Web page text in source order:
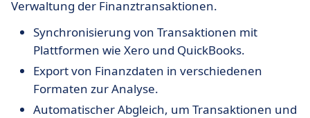
Verwaltung der Finanztransaktionen.
Synchronisierung von Transaktionen mit
Plattformen wie Xero und QuickBooks.
Export von Finanzdaten in verschiedenen
Formaten zur Analyse.
Automatischer Abgleich, um Transaktionen und